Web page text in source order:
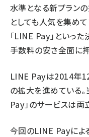
水準となる新プラン
としても人気を集めて
「LINE Pay」といっ
手数料の安さ全面に
LINE Payは2014年
の拡大を進めている。
Pay」のサービスは両
今回のLINE Payによ